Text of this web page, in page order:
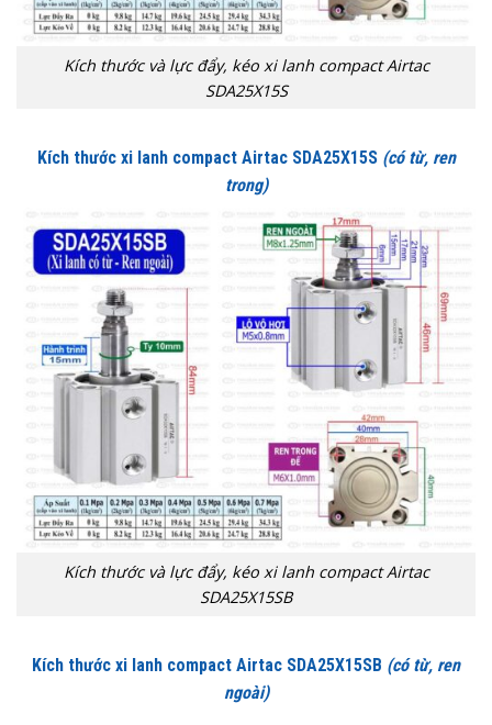
Kích thước và lực đẩy, kéo xi lanh compact Airtac
SDA25X15S
Kích thước xi lanh compact Airtac SDA25X15S(có từ, ren
trong)
Kích thước và lực đẩy, kéo xi lanh compact Airtac
SDA25X15SB
Kích thước xi lanh compact Airtac SDA25X15SB (có từ, ren
ngoài)